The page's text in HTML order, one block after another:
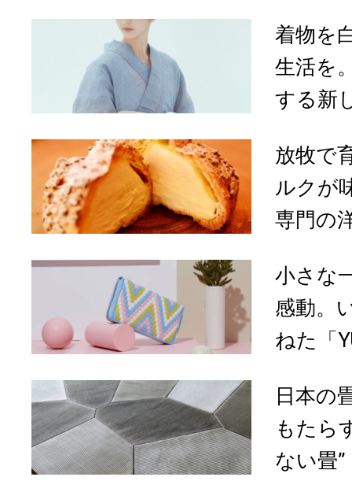
着物を
生活を
する新
放牧で
ルクが
専門の
小さな
感動。
ねた「
日本の
もたら
ない畳”